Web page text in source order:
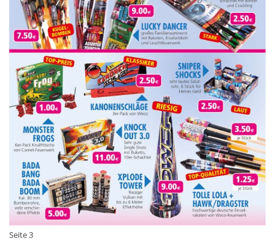
Seite 3